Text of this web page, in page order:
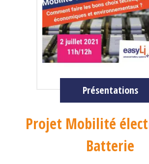
Présentations
Projet Mobilité
Batterie